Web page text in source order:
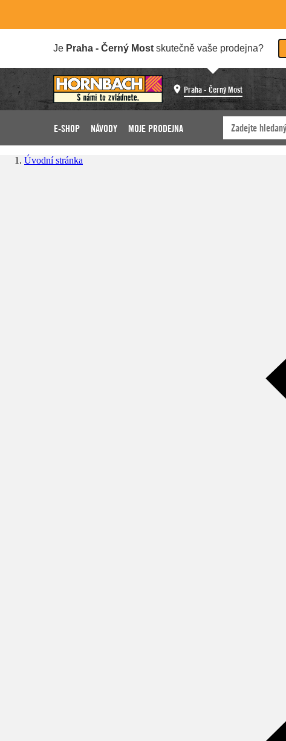
Je Praha - Černý Most skutečně vaše prodejna?
Praha - Černý Most
E-SHOP NÁVODY MOJE PRODEJNA
Úvodní stránka